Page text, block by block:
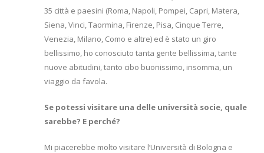
35 città e paesini (Roma, Napoli, Pompei, Capri, Matera,
Siena, Vinci, Taormina, Firenze, Pisa, Cinque Terre,
Venezia, Milano, Como e altre) ed è stato un giro
bellissimo, ho conosciuto tanta gente bellissima, tante
nuove abitudini, tanto cibo buonissimo, insomma, un
viaggio da favola.
Se potessi visitare una delle università socie, quale
sarebbe? E perché?
Mi piacerebbe molto visitare l’Università di Bologna e